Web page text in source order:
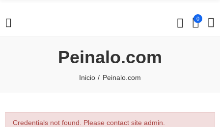
0
Peinalo.com
Inicio Peinalo.com
Credentials not found. Please contact site admin.